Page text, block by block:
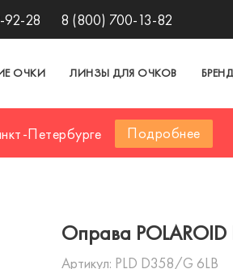
92-28 8 (800) 700-13-82
ОЧКИ ЛИНЗЫ ДЛЯ ОЧКОВ
Петербурге Подробнее
Оправа
Артикул: PLD D358/G 6LB